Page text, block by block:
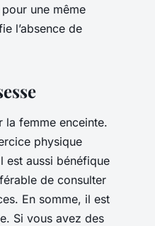
une même
l’absence de
la femme enceinte.
physique
est aussi bénéfique
de consulter
En somme, il est
Si vous avez des